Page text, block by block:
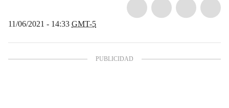
11/06/2021 - 14:33 GMT-5